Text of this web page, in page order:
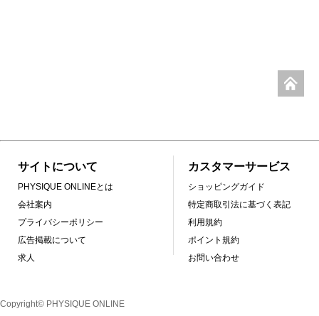
サイトについて
PHYSIQUE ONLINEとは
会社案内
プライバシーポリシー
広告掲載について
求人
カスタマーサービス
ショッピングガイド
特定商取引法に基づく表記
利用規約
ポイント規約
お問い合わせ
Copyright© PHYSIQUE ONLINE